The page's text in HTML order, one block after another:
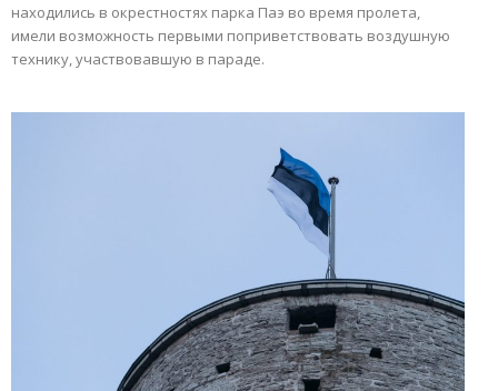
находились в окрестностях парка Паэ во время пролета,
имели возможность первыми поприветствовать воздушную
технику, участвовавшую в параде.